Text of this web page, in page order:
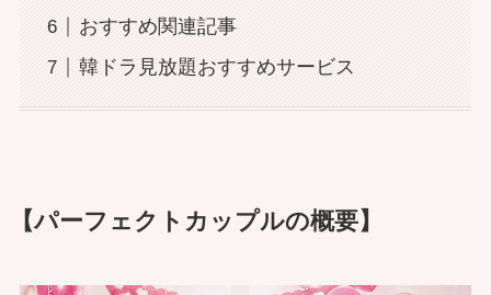
おすすめ関連記事
韓ドラ見放題おすすめサービス
【パーフェクトカップルの概要】